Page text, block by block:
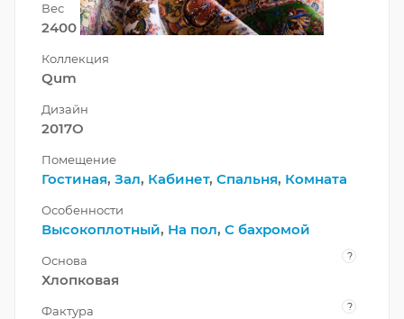
Вес
2400 г/м²
Коллекция
Qum
Дизайн
2017O
Помещение
Гостиная, Зал, Кабинет, Спальня, Комната
Особенности
Высокоплотный, На пол, С бахромой
Основа ?
Хлопковая
Фактура ?